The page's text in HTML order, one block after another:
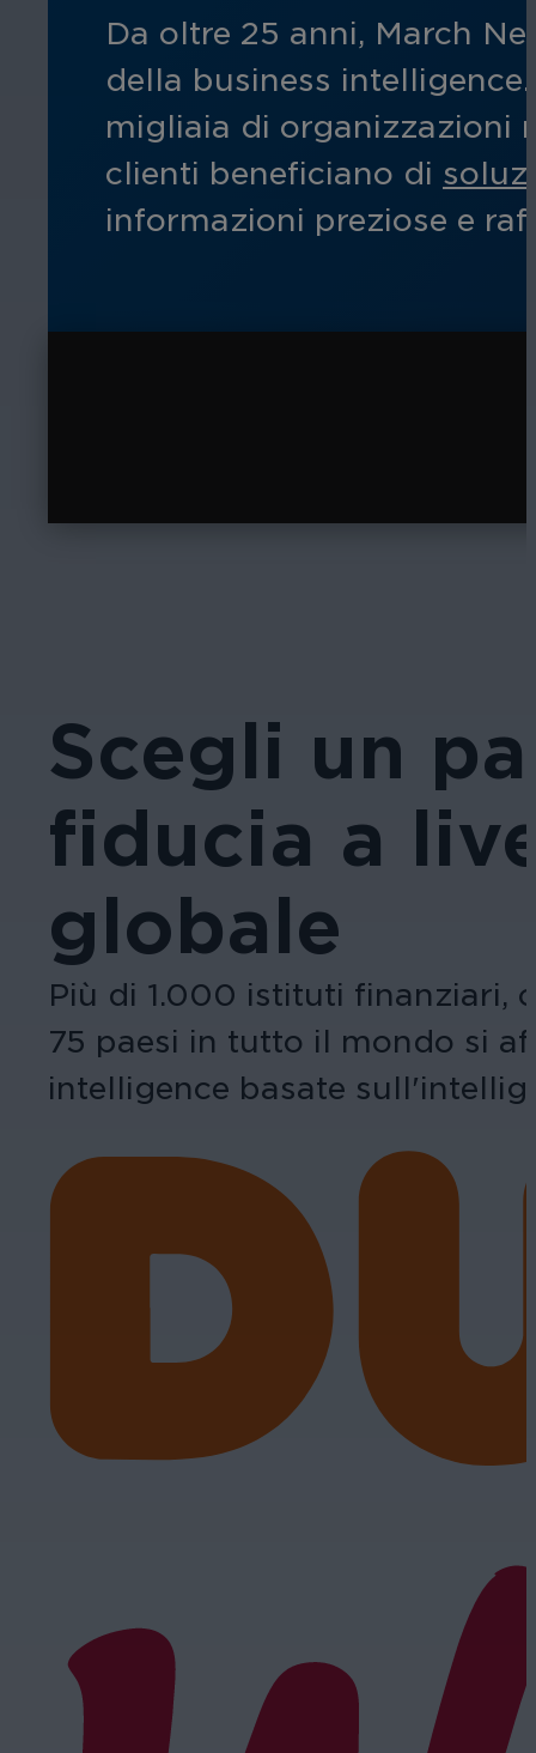
Da oltre 25 anni, March
della business
migliaia di organizzazioni
clienti beneficiano di
informazioni preziose e
Scegli un
fiducia a
globale
Più di 1.000 istituti finanziari,
75 paesi in tutto il mondo si
intelligence basate